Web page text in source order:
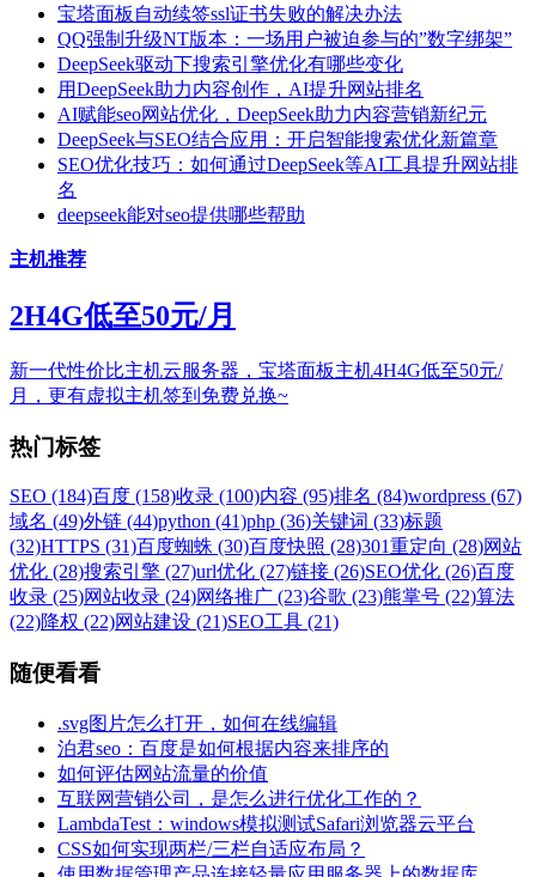
宝塔面板自动续签ssl证书失败的解决办法
QQ强制升级NT版本：一场用户被迫参与的”数字绑架”
DeepSeek驱动下搜索引擎优化有哪些变化
用DeepSeek助力内容创作，AI提升网站排名
AI赋能seo网站优化，DeepSeek助力内容营销新纪元
DeepSeek与SEO结合应用：开启智能搜索优化新篇章
SEO优化技巧：如何通过DeepSeek等AI工具提升网站排
名
deepseek能对seo提供哪些帮助
主机推荐
2H4G低至50元/月
新一代性价比主机云服务器，宝塔面板主机4H4G低至50元/
月，更有虚拟主机签到免费兑换~
热门标签
SEO (184)百度 (158)收录 (100)内容 (95)排名 (84)wordpress (67)
域名 (49)外链 (44)python (41)php (36)关键词 (33)标题
(32)HTTPS (31)百度蜘蛛 (30)百度快照 (28)301重定向 (28)网站
优化 (28)搜索引擎 (27)url优化 (27)链接 (26)SEO优化 (26)百度
收录 (25)网站收录 (24)网络推广 (23)谷歌 (23)熊掌号 (22)算法
(22)降权 (22)网站建设 (21)SEO工具 (21)
随便看看
.svg图片怎么打开，如何在线编辑
泊君seo：百度是如何根据内容来排序的
如何评估网站流量的价值
互联网营销公司，是怎么进行优化工作的？
LambdaTest：windows模拟测试Safari浏览器云平台
CSS如何实现两栏/三栏自适应布局？